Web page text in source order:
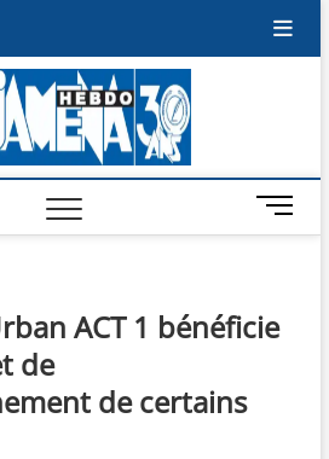
M
e
u
ACT 1 bénéficie
de
de certains